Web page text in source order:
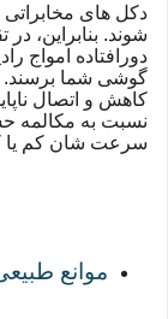
دکل های
شوند. بنابراین،
دورافتاده امواج
گوشی شما برسند.
کاهش و اتصال
نسبت به مکالمه
سرعت شان کم یا
موانع